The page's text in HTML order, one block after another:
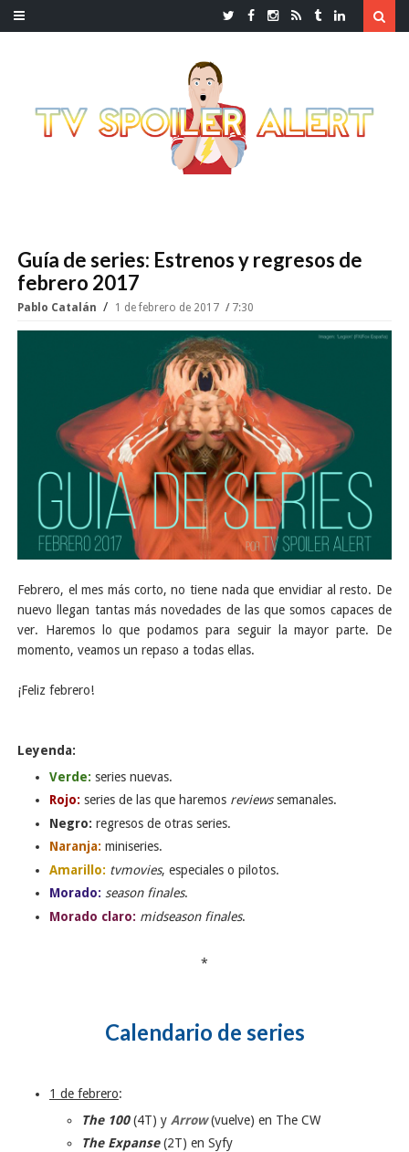
Guía de series: Estrenos y regresos de
febrero 2017
Pablo Catalán 1 de febrero de 2017 7:30
Febrero, el mes más corto, no tiene nada que envidiar al resto. De
nuevo llegan tantas más novedades de las que somos capaces de
ver. Haremos lo que podamos para seguir la mayor parte. De
momento, veamos un repaso a todas ellas.
¡Feliz febrero!
Leyenda:
Verde: series nuevas.
Rojo: series de las que haremos reviewssemanales.
Negro: regresos de otras series.
Naranja: miniseries.
Amarillo: tvmovies, especiales o pilotos.
Morado: season finales.
Morado claro: midseason finales.
*
Calendario de series
1 de febrero:
The 100(4T) y Arrow(vuelve) en The CW
The Expanse(2T) en Syfy